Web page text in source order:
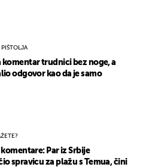
PIŠTOLJA
komentar trudnici bez noge, a
odgovor kao da je samo
Par iz Srbije
spravicu za plažu s Temua, čini